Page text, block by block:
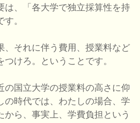
は、「各大学で独立採算性を持
。
それに伴う費用、授業料など
つけろ。ということです。
国立大学の授業料の高さに仰
の時代では、わたしの場合、学
から、事実上、学費負担という